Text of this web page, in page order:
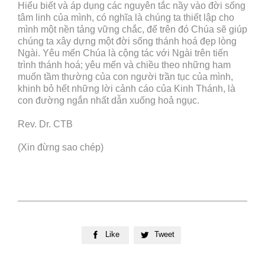
Hiểu biết và áp dụng các nguyên tắc nầy vào đời sống
tâm linh của mình, có nghĩa là chúng ta thiết lập cho
mình một nền tảng vững chắc, để trên đó Chúa sẽ giúp
chúng ta xây dựng một đời sống thánh hoá đẹp lòng
Ngài. Yêu mến Chúa là cộng tác với Ngài trên tiến
trình thánh hoá; yêu mến và chiều theo những ham
muốn tầm thường của con người trần tục của mình,
khinh bỏ hết những lời cảnh cáo của Kinh Thánh, là
con đường ngắn nhất dẫn xuống hoả ngục.
Rev. Dr. CTB
(Xin đừng sao chép)
 Like  Tweet